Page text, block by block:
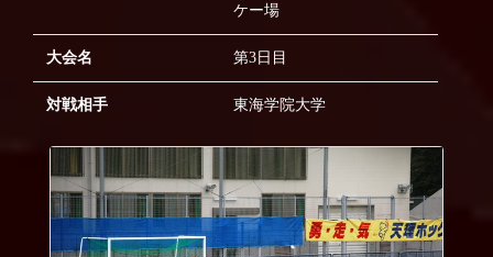
2020
2018
2017
2016
ケー場
大会名 第3日目
対戦相手 東海学院大学